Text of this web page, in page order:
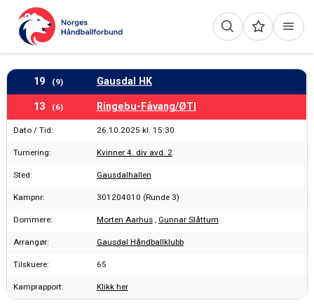
19 (9) Gausdal HK
13 (6) Ringebu-Fåvang/ØTI
Dato / Tid: 26.10.2025 kl. 15:30
Turnering: Kvinner 4. div avd. 2
Sted: Gausdalhallen
Kampnr: 301204010 (Runde 3)
Dommere: Morten Aarhus, Gunnar Slåttum
Arrangør: Gausdal Håndballklubb
Tilskuere: 65
Kamprapport: Klikk her